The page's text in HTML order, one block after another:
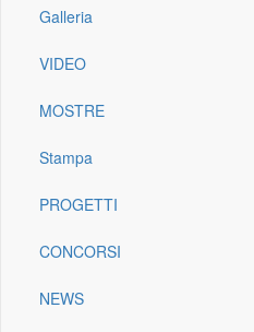
Galleria
VIDEO
MOSTRE
Stampa
PROGETTI
CONCORSI
NEWS